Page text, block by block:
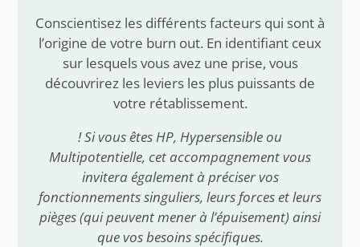
Conscientisez les différents facteurs qui sont à
l’origine de votre burn out. En identifiant ceux
sur lesquels vous avez une prise, vous
découvrirez les leviers les plus puissants de
votre rétablissement.
! Si vous êtes HP, Hypersensible ou
Multipotentielle, cet accompagnement vous
invitera également à préciser vos
fonctionnements singuliers, leurs forces et leurs
pièges (qui peuvent mener à l’épuisement) ainsi
que vos besoins spécifiques.